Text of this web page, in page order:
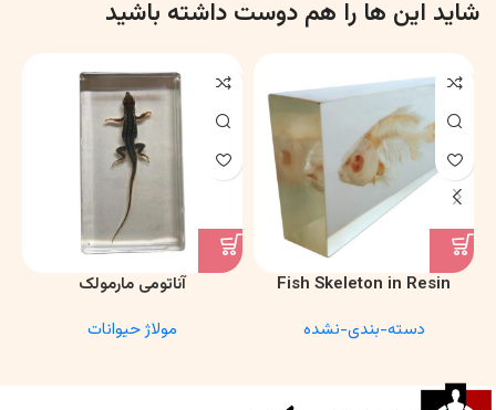
شاید این ها را هم دوست داشته باشید
Fish Skeleton in Resin
Anatomy Specimen
دسته-بندی-نشده
آناتومی مارمولک
مولاژ حیوانات